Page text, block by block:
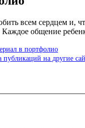
всем сердцем и,
Каждое общение
в портфолио
публикаций на другие